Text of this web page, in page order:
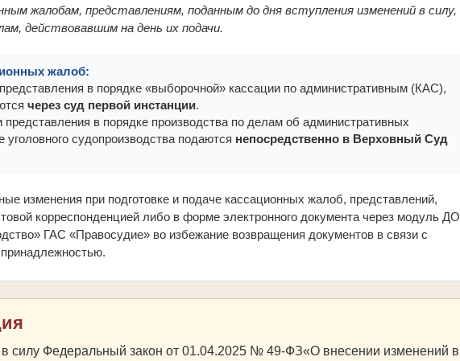
жалобам, представлениям, поданным до дня вступления изменений в силу,
действовавшим на день их подачи.
жалоб:
в порядке «выборочной» кассации по административным (КАС),
через суд первой инстанции.
в порядке производства по делам об административных
уголовного судопроизводства подаются непосредственно в Верховный Суд
изменения при подготовке и подаче кассационных жалоб, представлений,
корреспонденцией либо в форме электронного документа через модуль ДО
ГАС «Правосудие» во избежание возвращения документов в связи с
в силу Федеральный закон от 01.04.2025 № 49-ФЗ«О внесении изменений в